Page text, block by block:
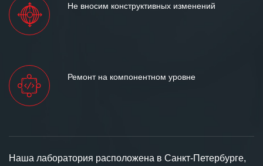
Не вносим конструктивных изменений
Ремонт на компонентном уровне
Наша лаборатория расположена в Санкт-Петербурге,